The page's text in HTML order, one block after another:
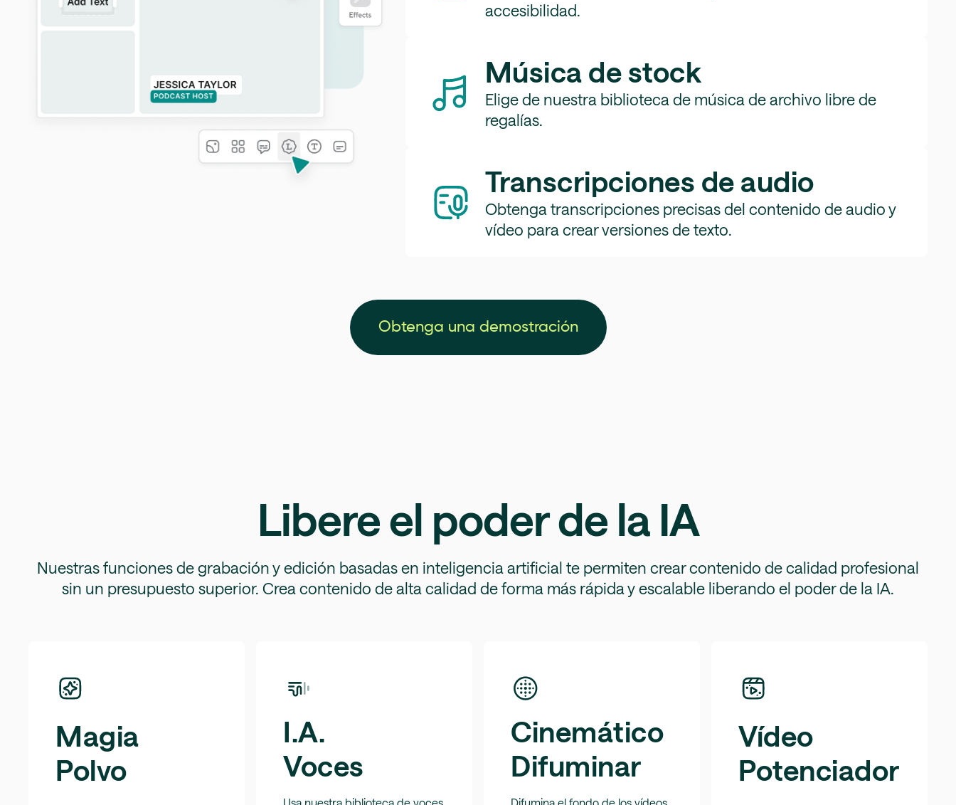
accesibilidad.
Música de stock
Elige de nuestra biblioteca de música de archivo libre de
regalías.
Transcripciones de audio
Obtenga transcripciones precisas del contenido de audio y
vídeo para crear versiones de texto.
Obtenga una demostración
Libere el poder de la IA
Nuestras funciones de grabación y edición basadas en inteligencia artificial te permiten crear contenido de calidad profesional
sin un presupuesto superior. Crea contenido de alta calidad de forma más rápida y escalable liberando el poder de la IA.
Magia
Polvo
I.A.
Voces
Cinemático
Difuminar
Vídeo
Potenciador